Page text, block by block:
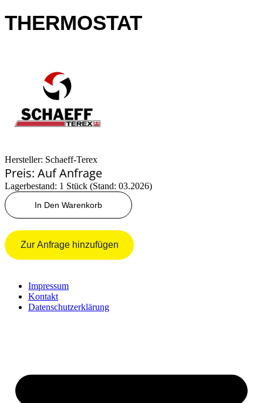
THERMOSTAT
Hersteller: Schaeff-Terex
Preis: Auf Anfrage
Lagerbestand: 1 Stück (Stand: 03.2026)
THERMOSTAT
Menge
In Den Warenkorb
Zur Anfrage hinzufügen
Impressum
Kontakt
Datenschutzerklärung